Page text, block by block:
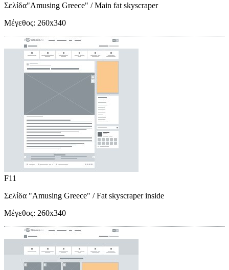
Σελίδα"Amusing Greece" / Main fat skyscraper
Μέγεθος: 260x340
F11
Σελίδα "Amusing Greece" / Fat skyscraper inside
Μέγεθος: 260x340